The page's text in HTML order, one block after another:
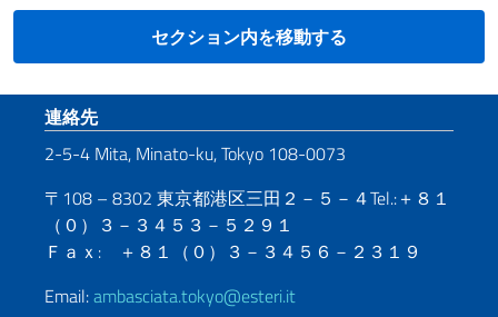
セクション内を移動する
Footer section
連絡先
2-5-4 Mita, Minato-ku, Tokyo 108-0073
〒108 – 8302 東京都港区三田２－５－４Tel.:＋８１
（０）３－３４５３－５２９１
Ｆａｘ: ＋８１（０）３－３４５６－２３１９
Email:ambasciata.tokyo@esteri.it